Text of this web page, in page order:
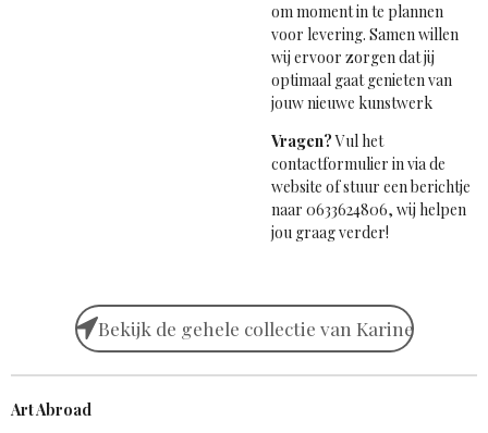
om moment in te plannen
voor levering. Samen willen
wij ervoor zorgen dat jij
optimaal gaat genieten van
jouw nieuwe kunstwerk
Vragen?Vul het
contactformulier in via de
website of stuur een berichtje
naar 0633624806, wij helpen
jou graag verder!
Bekijk de gehele collectie van Karine
Art Abroad